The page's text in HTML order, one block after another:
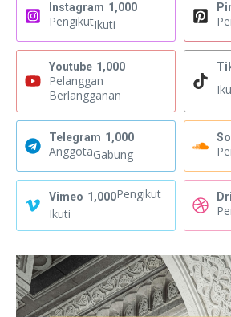
Instagram 1,000
PengikutIkuti
Youtube 1,000
Pelanggan
Berlangganan
Telegram 1,000
AnggotaGabung
Vimeo 1,000Pengikut
Ikuti